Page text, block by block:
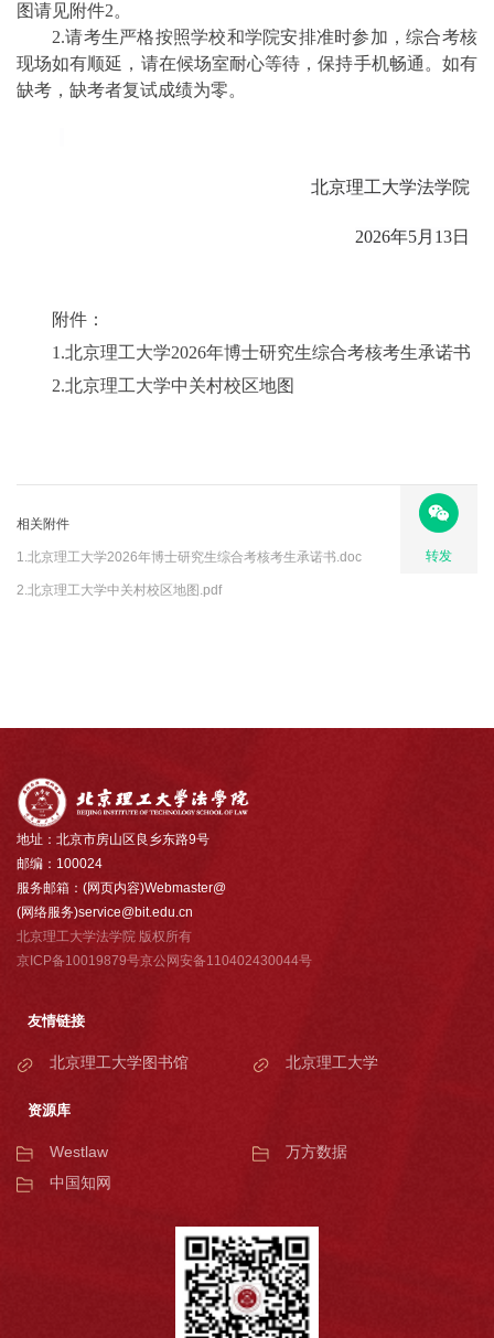
图请见附件2。
2.请考生严格按照学校和学院安排准时参加，综合考核
现场如有顺延，请在候场室耐心等待，保持手机畅通。如有
缺考，缺考者复试成绩为零。
北京理工大学法学院
2026年5月13日
附件：
1.北京理工大学2026年博士研究生综合考核考生承诺书
2.北京理工大学中关村校区地图
转发
相关附件
1.北京理工大学2026年博士研究生综合考核考生承诺书.doc
2.北京理工大学中关村校区地图.pdf
地址：北京市房山区良乡东路9号
邮编：100024
服务邮箱：(网页内容)Webmaster@
(网络服务)service@bit.edu.cn
北京理工大学法学院 版权所有
京ICP备10019879号京公网安备110402430044号
友情链接
北京理工大学图书馆 北京理工大学
资源库
Westlaw
万方数据
中国知网